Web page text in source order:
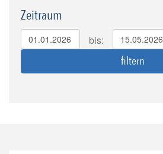
Zeitraum
bis: